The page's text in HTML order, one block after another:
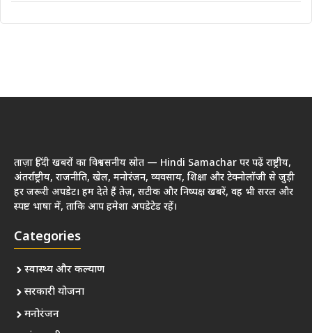
ताज़ा हिंदी खबरों का विश्वसनीय स्रोत — Hindi Samachar पर पढ़ें राष्ट्रीय,
अंतर्राष्ट्रीय, राजनीति, खेल, मनोरंजन, व्यवसाय, शिक्षा और टेक्नोलॉजी से जुड़ी
हर जरूरी अपडेट। हम देते हैं तेज़, सटीक और निष्पक्ष खबरें, वह भी सरल और
स्पष्ट भाषा में, ताकि आप हमेशा अपडेटेड रहें।
Categories
स्वास्थ्य और कल्याण
सरकारी योजना
मनोरंजन